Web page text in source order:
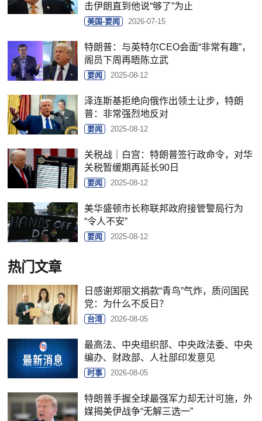
击伊朗直到他说“够了”为止
美国-要闻 2026-07-15
特朗普：与英特尔CEO会面“非常有趣”，
阁员下周再晤陈立武
要闻 2025-08-12
泽连斯基拒绝向俄作出领土让步，特朗
普：非常强烈地反对
要闻 2025-08-12
关税战｜白宫：特朗普签行政命令，对华
关税暂缓期再延长90日
要闻 2025-08-12
美华盛顿市长称联邦政府接管警局行为
“令人不安”
要闻 2025-08-12
热门文章
日感谢郑丽文捐款“青鸟”气炸，质问国民
党：为什么不反日？
台湾 2026-08-05
最高法、中央组织部、中央政法委、中央
编办、财政部、人社部印发意见
时事 2026-08-05
特朗普手握全球最强军力却无计可施，外
媒揭美伊战争“无解三选一”